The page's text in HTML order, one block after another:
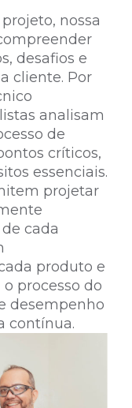
nossa
desafios e
cliente. Por
analisam
de
críticos,
essenciais.
projetar
cada
produto e
processo do
desempenho
contínua.